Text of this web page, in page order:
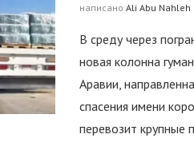
написано Ali Abu Nahleh
В среду через
новая колонна
Аравии,
спасения имени
перевозит крупные